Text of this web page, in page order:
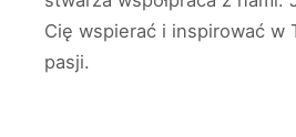
Cię wspierać i inspirować w
pasji.